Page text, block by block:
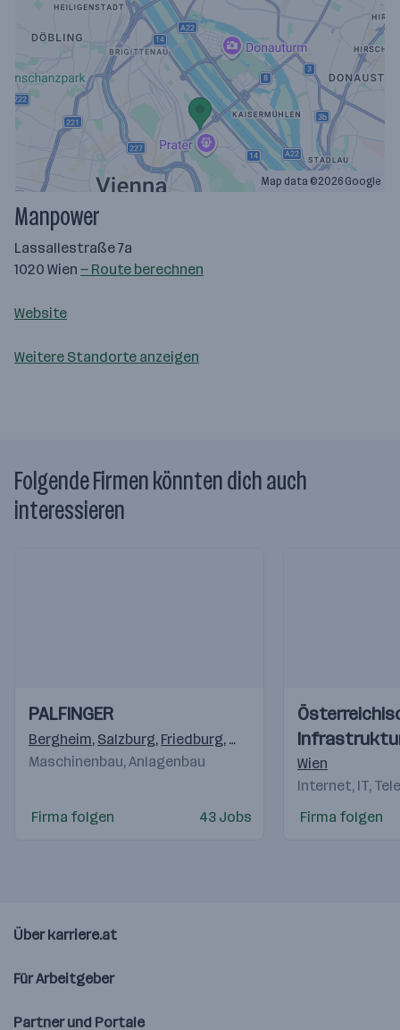
Map data ©2026 Google
Manpower
Lassallestraße 7a
1020 Wien — Route berechnen
Website
Weitere Standorte anzeigen
Folgende Firmen könnten dich auch
interessieren
Videos
Einblicke
Einblicke
PALFINGER
Bergheim, Salzburg, Friedburg, Köstendorf,Elsbethen/
Maschinenbau, Anlagenbau
Firma folgen 43 Jobs
Videos
Einblicke
Einblicke
Wien
Internet, IT,
Firma folgen
Über karriere.at
Für Arbeitgeber
Partner und Portale